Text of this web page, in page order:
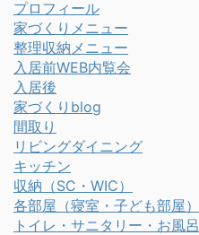
プロフィール
家づくりメニュー
整理収納メニュー
入居前WEB内覧会
入居後
家づくりblog
間取り
リビングダイニング
キッチン
収納（SC・WIC）
各部屋（寝室・子ども部屋）
トイレ・サニタリー・お風呂